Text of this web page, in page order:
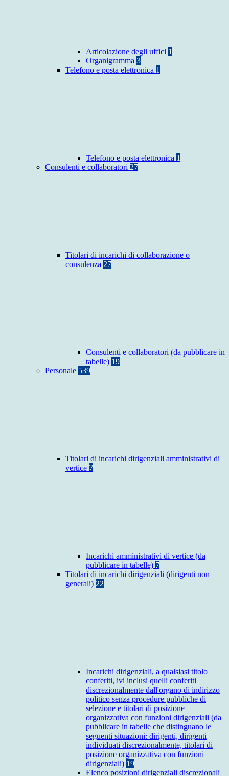
Articolazione degli uffici 1
Organigramma 3
Telefono e posta elettronica 1
Telefono e posta elettronica 1
Consulenti e collaboratori 27
Titolari di incarichi di collaborazione o
consulenza 27
Consulenti e collaboratori (da pubblicare in
tabelle) 19
Personale 539
Titolari di incarichi dirigenziali amministrativi di
vertice 7
Incarichi amministrativi di vertice (da
pubblicare in tabelle) 7
Titolari di incarichi dirigenziali (dirigenti non
generali) 22
Incarichi dirigenziali, a qualsiasi titolo
conferiti, ivi inclusi quelli conferiti
discrezionalmente dall'organo di indirizzo
politico senza procedure pubbliche di
selezione e titolari di posizione
organizzativa con funzioni dirigenziali (da
pubblicare in tabelle che distinguano le
seguenti situazioni: dirigenti, dirigenti
individuati discrezionalmente, titolari di
posizione organizzativa con funzioni
dirigenziali) 19
Elenco posizioni dirigenziali discrezionali